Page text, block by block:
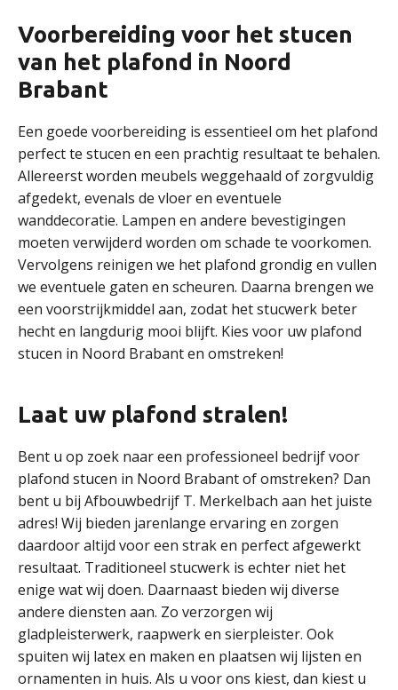
Voorbereiding voor het stucen
van het plafond in Noord
Brabant
Een goede voorbereiding is essentieel om het plafond
perfect te stucen en een prachtig resultaat te behalen.
Allereerst worden meubels weggehaald of zorgvuldig
afgedekt, evenals de vloer en eventuele
wanddecoratie. Lampen en andere bevestigingen
moeten verwijderd worden om schade te voorkomen.
Vervolgens reinigen we het plafond grondig en vullen
we eventuele gaten en scheuren. Daarna brengen we
een voorstrijkmiddel aan, zodat het stucwerk beter
hecht en langdurig mooi blijft. Kies voor uw plafond
stucen in Noord Brabant en omstreken!
Laat uw plafond stralen!
Bent u op zoek naar een professioneel bedrijf voor
plafond stucen in Noord Brabant of omstreken? Dan
bent u bij Afbouwbedrijf T. Merkelbach aan het juiste
adres! Wij bieden jarenlange ervaring en zorgen
daardoor altijd voor een strak en perfect afgewerkt
resultaat. Traditioneel stucwerk is echter niet het
enige wat wij doen. Daarnaast bieden wij diverse
andere diensten aan. Zo verzorgen wij
gladpleisterwerk, raapwerk en sierpleister. Ook
spuiten wij latex en maken en plaatsen wij lijsten en
ornamenten in huis. Als u voor ons kiest, dan kiest u